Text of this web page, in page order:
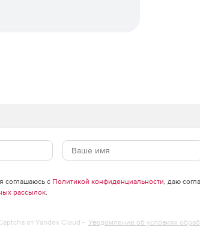
соглашаюсь с Политикой конфиденциальности, даю
рассылок.
от Yandex Cloud - Уведомление об условиях